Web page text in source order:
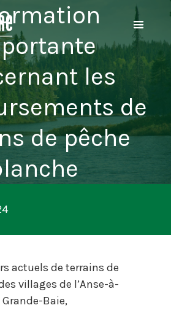
les
de
de pêche
actuels de terrains de
villages de l’Anse-à-
Baie,